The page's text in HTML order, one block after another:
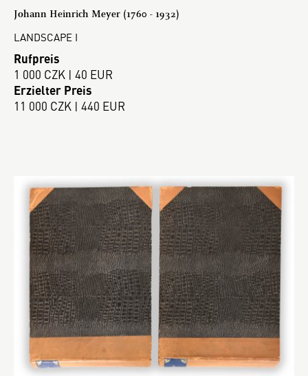
Johann Heinrich Meyer (1760 - 1932)
LANDSCAPE I
Rufpreis
1 000 CZK | 40 EUR
Erzielter Preis
11 000 CZK | 440 EUR